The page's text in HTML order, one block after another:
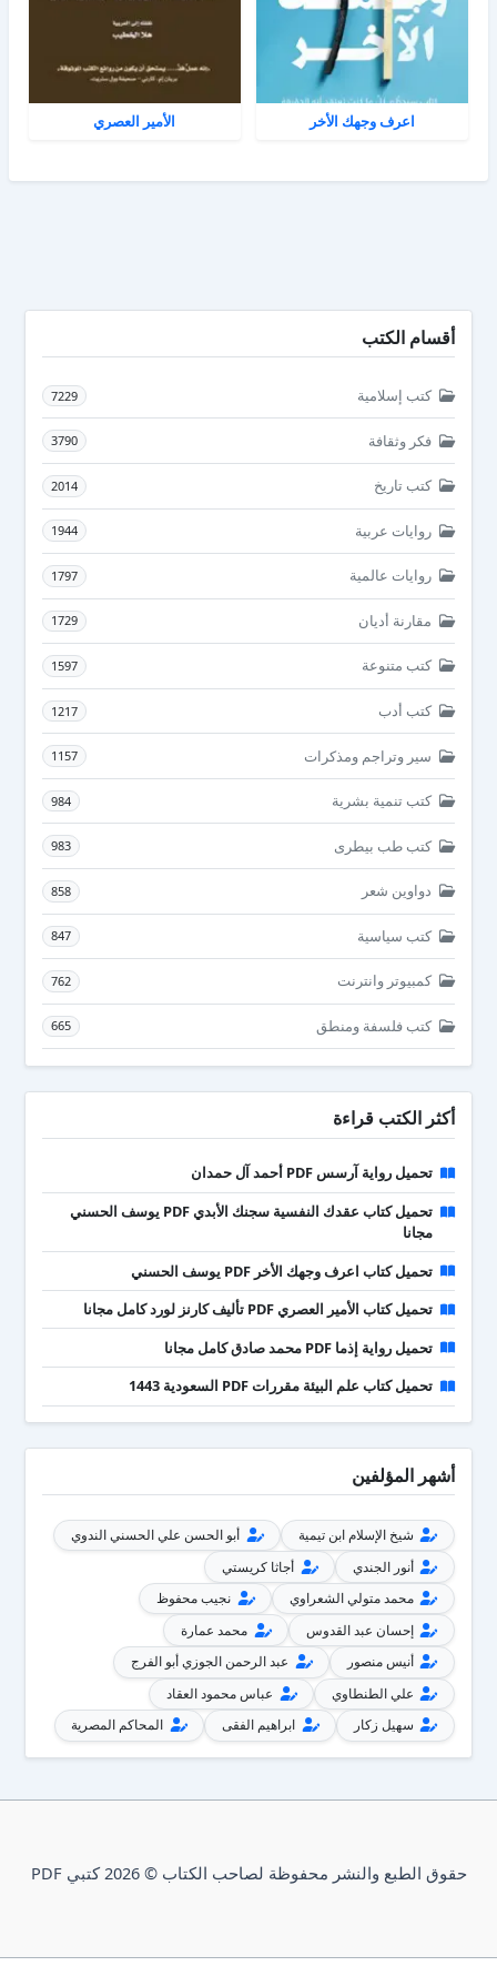
اعرف وجهك الأخر الأمير العصري
أقسام الكتب
كتب إسلامية 7229
فكر وثقافة 3790
كتب تاريخ 2014
روايات عربية 1944
روايات عالمية 1797
مقارنة أديان 1729
كتب متنوعة 1597
كتب أدب 1217
سير وتراجم ومذكرات 1157
كتب تنمية بشرية 984
كتب طب بيطرى 983
دواوين شعر 858
كتب سياسية 847
كمبيوتر وانترنت 762
كتب فلسفة ومنطق 665
أكثر الكتب قراءة
تحميل رواية آرسس PDF أحمد آل حمدان
تحميل كتاب عقدك النفسية سجنك الأبدي PDF يوسف الحسني
مجانا
تحميل كتاب اعرف وجهك الأخر PDF يوسف الحسني
تحميل كتاب الأمير العصري PDF تأليف كارنز لورد كامل مجانا
تحميل رواية إذما PDF محمد صادق كامل مجانا
تحميل كتاب علم البيئة مقررات PDF السعودية 1443
أشهر المؤلفين
شيخ الإسلام ابن تيمية
أبو الحسن علي الحسني الندوي
أنور الجندي
أجاثا كريستي
محمد متولي الشعراوي
نجيب محفوظ
إحسان عبد القدوس
محمد عمارة
أنيس منصور
عبد الرحمن الجوزي أبو الفرج
علي الطنطاوي
عباس محمود العقاد
سهيل زكار
ابراهيم الفقى المحاكم المصرية
حقوق الطبع والنشر محفوظة لصاحب الكتاب © 2026 كتبي PDF